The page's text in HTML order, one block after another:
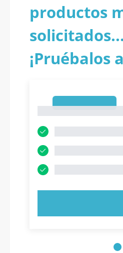
productos
solicitados...
¡Pruébalos